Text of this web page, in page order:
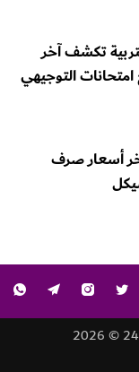
تكشف آخر
التوجيهي
أسعار صرف